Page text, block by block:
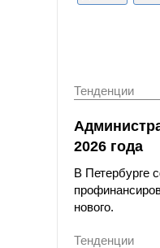
Тенденции
2026 года
В Петербурге
нового.
Тенденции